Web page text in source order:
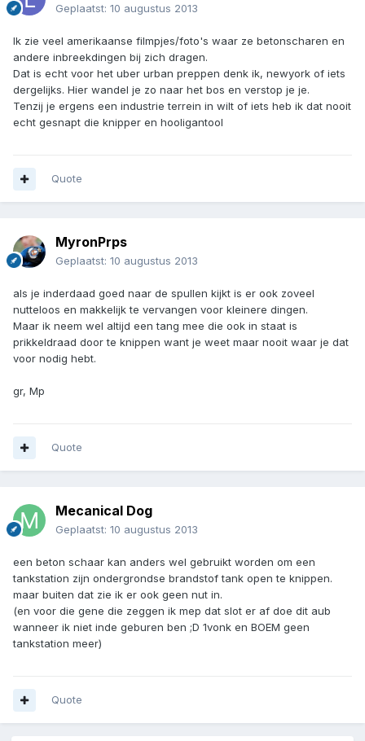
Geplaatst: 10 augustus 2013
Ik zie veel amerikaanse filmpjes/foto's waar ze betonscharen en
andere inbreekdingen bij zich dragen.
Dat is echt voor het uber urban preppen denk ik, newyork of iets
dergelijks. Hier wandel je zo naar het bos en verstop je je.
Tenzij je ergens een industrie terrein in wilt of iets heb ik dat nooit
echt gesnapt die knipper en hooligantool
Quote
MyronPrps
Geplaatst: 10 augustus 2013
als je inderdaad goed naar de spullen kijkt is er ook zoveel
nutteloos en makkelijk te vervangen voor kleinere dingen.
Maar ik neem wel altijd een tang mee die ook in staat is
prikkeldraad door te knippen want je weet maar nooit waar je dat
voor nodig hebt.
gr, Mp
Quote
Mecanical Dog
Geplaatst: 10 augustus 2013
een beton schaar kan anders wel gebruikt worden om een
tankstation zijn ondergrondse brandstof tank open te knippen.
maar buiten dat zie ik er ook geen nut in.
(en voor die gene die zeggen ik mep dat slot er af doe dit aub
wanneer ik niet inde geburen ben ;D 1vonk en BOEM geen
tankstation meer)
Quote